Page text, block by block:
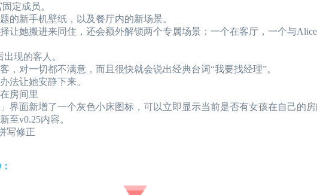
定成员。
的新手机壁纸，以及餐厅内的新场景。
让她搬进来同住，还会额外解锁两个专属场景：一个在客厅，一个与Alice
现的客人。
，对一切都不满意，而且很快就会说出经典台词“我要找经理”。
法让她安静下来。
房间里
界面新增了一个灰色小床图标，可以立即显示当前是否有女孩在自己的房
至v0.25内容。
写修正